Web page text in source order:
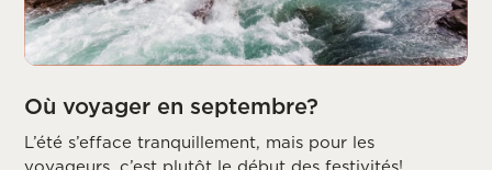
Où voyager en septembre?
L’été s’efface tranquillement, mais pour les